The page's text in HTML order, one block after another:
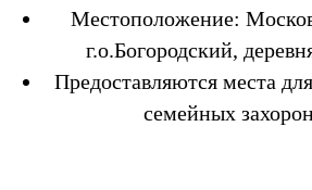
Местоположение:
г.о.Богородский,
Предоставляются места
семейных